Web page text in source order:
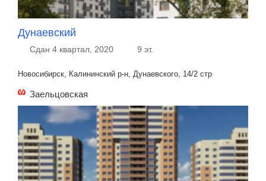
Дунаевский
Сдан 4 квартал, 2020 9 эт.
Новосибирск, Калининский р-н, Дунаевского, 14/2 стр
Заельцовская